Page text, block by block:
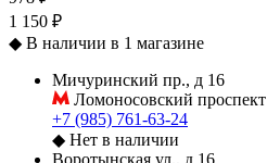
1 150 ₽
◆ В наличии в 1 магазине
Мичуринский пр., д 16
Ломоносовский проспект
+7 (985) 761-63-24
◆ Нет в наличии
Воротынская ул., д 16